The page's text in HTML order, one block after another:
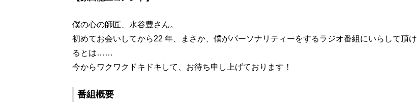
僕の心の師匠、水谷豊さん。
初めてお会いしてから22 年、まさか、僕がパーソナリティーをするラジオ番組にいらして頂け
るとは……
今からワクワクドキドキして、お待ち申し上げております！
番組概要